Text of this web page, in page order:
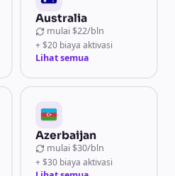
Australia
mulai $22/bln
+ $20 biaya aktivasi
Lihat semua
Azerbaijan
mulai $30/bln
+ $30 biaya aktivasi